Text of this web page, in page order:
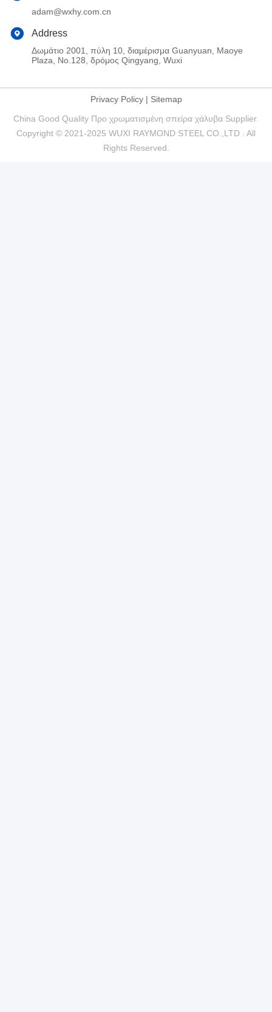
adam@wxhy.com.cn
Address
Δωμάτιο 2001, πύλη 10, διαμέρισμα Guanyuan, Maoye
Plaza, No.128, δρόμος Qingyang, Wuxi
Privacy Policy| Sitemap
China Good Quality Προ χρωματισμένη σπείρα χάλυβα Supplier.
Copyright © 2021-2025 WUXI RAYMOND STEEL CO.,LTD . All
Rights Reserved.